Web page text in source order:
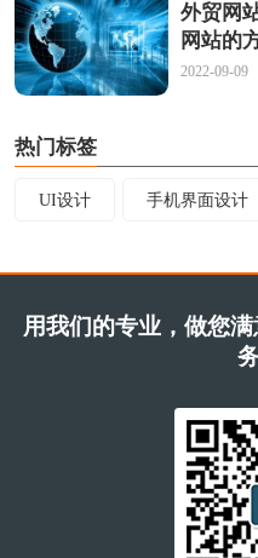
外贸网
网站的
2022-09-09
热门标签
UI设计 手机界面设计
用我们的专业，做您